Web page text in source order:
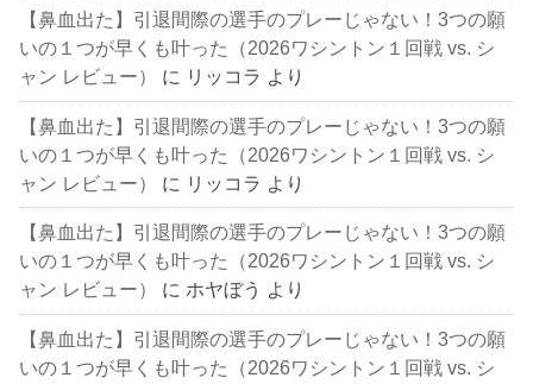
【鼻血出た】引退間際の選手のプレーじゃない！3つの願
いの１つが早くも叶った（2026ワシントン１回戦 vs. シ
ャン レビュー）
に リッコラ より
【鼻血出た】引退間際の選手のプレーじゃない！3つの願
いの１つが早くも叶った（2026ワシントン１回戦 vs. シ
ャン レビュー）
に リッコラ より
【鼻血出た】引退間際の選手のプレーじゃない！3つの願
いの１つが早くも叶った（2026ワシントン１回戦 vs. シ
ャン レビュー）
に ホヤぼう より
【鼻血出た】引退間際の選手のプレーじゃない！3つの願
いの１つが早くも叶った（2026ワシントン１回戦 vs. シ